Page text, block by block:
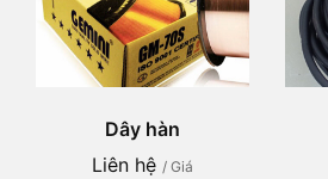
Dây hàn
Liên hệ / Giá